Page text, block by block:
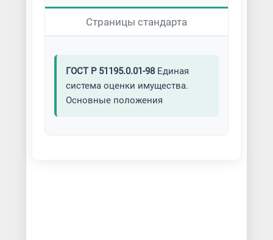
Страницы стандарта
ГОСТ Р 51195.0.01-98Единая
система оценки имущества.
Основные положения